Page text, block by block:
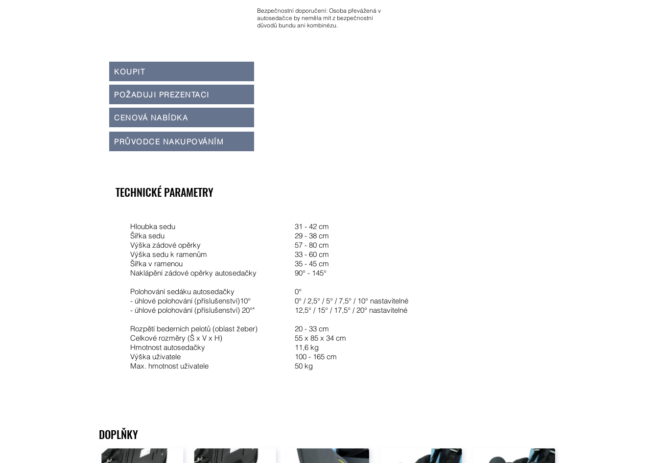
Bezpečnostní doporučení: Osoba převážená v
autosedačce by neměla mít z bezpečnostní
důvodů bundu ani kombinézu.
KOUPIT
POŽADUJI PREZENTACI
CENOVÁ NABÍDKA
PRŮVODCE NAKUPOVÁNÍM
TECHNICKÉ PARAMETRY
Hloubka sedu
Šířka sedu
Výška zádové opěrky
Výška sedu k ramenům
Šířka v ramenou
Naklápění zádové opěrky autosedačky
Polohování sedáku autosedačky
- úhlové polohování (příslušenství)10°
- úhlové polohování (příslušenství) 20°"
Rozpětí bederních pelotů (oblast žeber)
Celkové rozměry (Š x V x H)
Hmotnost autosedačky
Výška uživatele
Max. hmotnost uživatele
31 - 42 cm
29 - 38 cm
57 - 80 cm
33 - 60 cm
35 - 45 cm
90° - 145°
0°
0° / 2,5° / 5° / 7,5° / 10° nastavitelné
12,5° / 15° / 17,5° / 20° nastavitelné
20 - 33 cm
55 x 85 x 34 cm
11,6 kg
100 - 165 cm
50 kg
DOPLŇKY